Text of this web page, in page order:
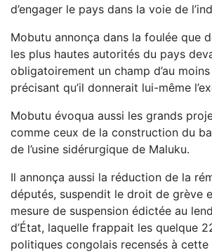
d’engager le pays dans la voie de
Mobutu annonça dans la foulée que
les plus hautes autorités du pays
obligatoirement un champ d’au
précisant qu’il donnerait lui-même
Mobutu évoqua aussi les grands
comme ceux de la construction du
de l’usine sidérurgique de Maluku.
Il annonça aussi la réduction de la
députés, suspendit le droit de grève
mesure de suspension édictée au
d’État, laquelle frappait les quelque
politiques congolais recensés à cette